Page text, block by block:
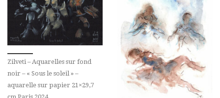
Zilveti – Aquarelles sur fond
noir – « Sous le soleil » –
aquarelle sur papier 21×29,7